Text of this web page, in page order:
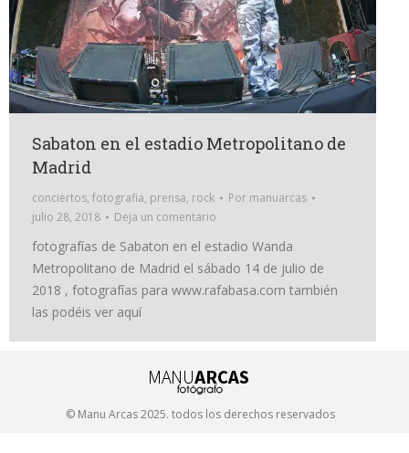
Sabaton en el estadio Metropolitano de
Madrid
conciertos, fotografia, prensa, rock Por manuarcas
julio 28, 2018
Deja un comentario
fotografías de Sabaton en el estadio Wanda
Metropolitano de Madrid el sábado 14 de julio de
2018 , fotografías para www.rafabasa.com también
las podéis ver aquí
© Manu Arcas 2025. todos los derechos reservados